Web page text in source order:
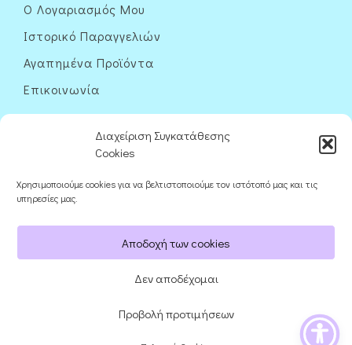
Διαχείριση Συγκατάθεσης
Cookies
Χρησιμοποιούμε cookies για να βελτιστοποιούμε τον ιστότοπό μας και τις
υπηρεσίες μας.
Αποδοχή των cookies
Δεν αποδέχομαι
Προβολή προτιμήσεων
Ο Λογαριασμός Μου
Ιστορικό Παραγγελιών
Αγαπημένα Προϊόντα
Επικοινωνία
Ακολουθήστε μας